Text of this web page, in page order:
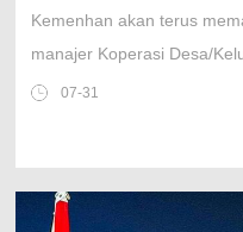
Kemenhan akan terus
manajer Koperasi Desa/
Kampung Nelayan Merah
07-31